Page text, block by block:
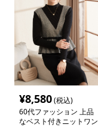
¥8,580(税込)
60代ファッション 上品
なベスト付きニットワン